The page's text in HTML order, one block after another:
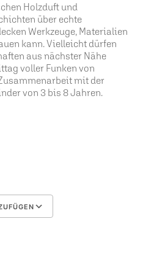
Holzduft und
über echte
Werkzeuge, Materialien
kann. Vielleicht dürfen
aus nächster Nähe
voller Funken von
mit der
von 3 bis 8 Jahren.